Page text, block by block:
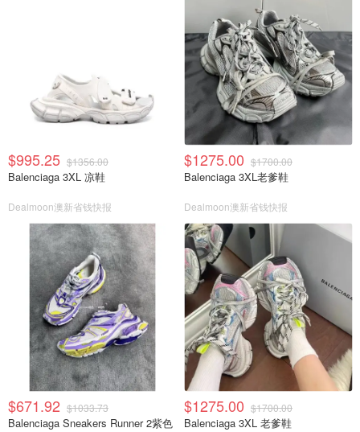
$995.25 $1356.00
Balenciaga 3XL 凉鞋
Dealmoon澳新省钱快报
$1275.00 $1700.00
Balenciaga 3XL老爹鞋
Dealmoon澳新省钱快报
$671.92 $1033.73
Balenciaga Sneakers Runner 2紫色
$1275.00 $1700.00
Balenciaga 3XL 老爹鞋